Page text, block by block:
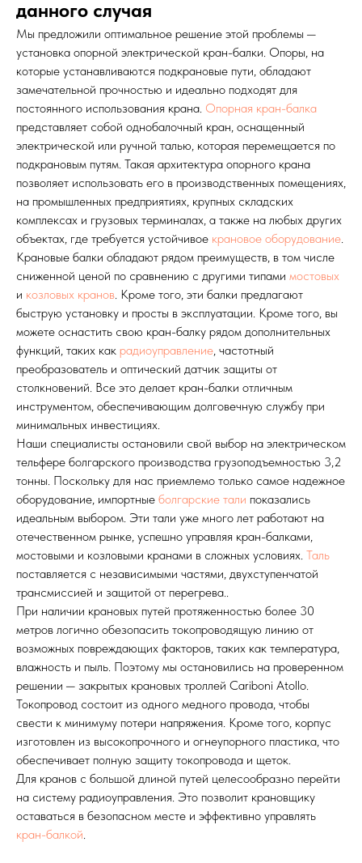
данного случая
Мы предложили оптимальное решение этой проблемы —
установка опорной электрической кран-балки. Опоры, на
которые устанавливаются подкрановые пути, обладают
замечательной прочностью и идеально подходят для
постоянного использования крана. Опорная кран-балка
представляет собой однобалочный кран, оснащенный
электрической или ручной талью, которая перемещается по
подкрановым путям. Такая архитектура опорного крана
позволяет использовать его в производственных помещениях,
на промышленных предприятиях, крупных складских
комплексах и грузовых терминалах, а также на любых других
объектах, где требуется устойчивое крановое оборудование.
Крановые балки обладают рядом преимуществ, в том числе
сниженной ценой по сравнению с другими типами мостовых
и козловых кранов. Кроме того, эти балки предлагают
быструю установку и просты в эксплуатации. Кроме того, вы
можете оснастить свою кран-балку рядом дополнительных
функций, таких как радиоуправление, частотный
преобразователь и оптический датчик защиты от
столкновений. Все это делает кран-балки отличным
инструментом, обеспечивающим долговечную службу при
минимальных инвестициях.
Наши специалисты остановили свой выбор на электрическом
тельфере болгарского производства грузоподъемностью 3,2
тонны. Поскольку для нас приемлемо только самое надежное
оборудование, импортные болгарские тали показались
идеальным выбором. Эти тали уже много лет работают на
отечественном рынке, успешно управляя кран-балками,
мостовыми и козловыми кранами в сложных условиях. Таль
поставляется с независимыми частями, двухступенчатой
трансмиссией и защитой от перегрева..
При наличии крановых путей протяженностью более 30
метров логично обезопасить токопроводящую линию от
возможных повреждающих факторов, таких как температура,
влажность и пыль. Поэтому мы остановились на проверенном
решении — закрытых крановых троллей Cariboni Atollo.
Токопровод состоит из одного медного провода, чтобы
свести к минимуму потери напряжения. Кроме того, корпус
изготовлен из высокопрочного и огнеупорного пластика, что
обеспечивает полную защиту токопровода и щеток.
Для кранов с большой длиной путей целесообразно перейти
на систему радиоуправления. Это позволит крановщику
оставаться в безопасном месте и эффективно управлять
кран-балкой.